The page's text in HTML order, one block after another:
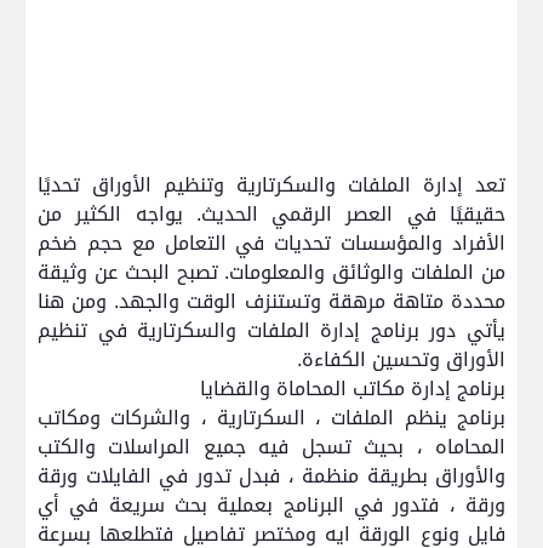
تعد إدارة الملفات والسكرتارية وتنظيم الأوراق تحديًا
حقيقيًا في العصر الرقمي الحديث. يواجه الكثير من
الأفراد والمؤسسات تحديات في التعامل مع حجم ضخم
من الملفات والوثائق والمعلومات. تصبح البحث عن وثيقة
محددة متاهة مرهقة وتستنزف الوقت والجهد. ومن هنا
يأتي دور برنامج إدارة الملفات والسكرتارية في تنظيم
الأوراق وتحسين الكفاءة.
برنامج إدارة مكاتب المحاماة والقضايا
برنامج ينظم الملفات ، السكرتارية ، والشركات ومكاتب
المحاماه ، بحيث تسجل فيه جميع المراسلات والكتب
والأوراق بطريقة منظمة ، فبدل تدور في الفايلات ورقة
ورقة ، فتدور في البرنامج بعملية بحث سريعة في أي
فايل ونوع الورقة ايه ومختصر تفاصيل فتطلعها بسرعة